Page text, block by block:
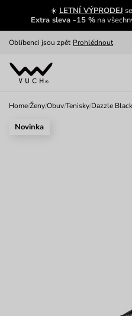
☀️ LETNÍ VÝPRODEJ
Extra sleva -15 %na
Oblíbenci jsou zpět Prohlédnout
Nech se inspirovat Ukázat
Home/Ženy/Obuv/Tenisky/Dazzle Black
Novinka